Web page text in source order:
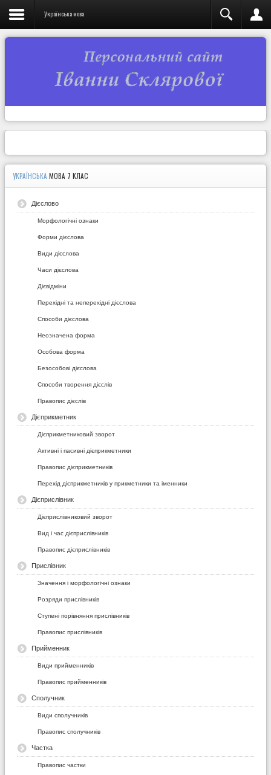
Українська мова
УКРАЇНСЬКА МОВА 7 КЛАС
Дієслово
Морфологічні ознаки
Форми дієслова
Види дієслова
Часи дієслова
Дієвідміни
Перехідні та неперехідні дієслова
Способи дієслова
Неозначена форма
Особова форма
Безособові дієслова
Способи творення дієслів
Правопис дієслів
Дієприкметник
Дієприкметниковий зворот
Активні і пасивні дієприкметники
Правопис дієприкметників
Перехід дієприкметників у прикметники та іменники
Дієприслівник
Дієприслівниковий зворот
Вид і час дієприслівників
Правопис дієприслівників
Прислівник
Значення і морфологічні ознаки
Розряди прислівників
Ступені порівняння прислівників
Правопис прислівників
Прийменник
Види прийменників
Правопис прийменників
Сполучник
Види сполучників
Правопис сполучників
Частка
Правопис частки